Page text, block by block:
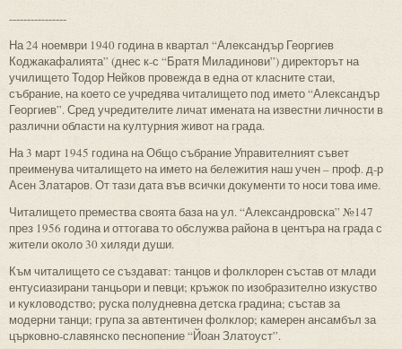
----------------
На 24 ноември 1940 година в квартал “Александър Георгиев
Коджакафалията” (днес к-с “Братя Миладинови”) директорът на
училището Тодор Нейков провежда в една от класните стаи,
събрание, на което се учредява читалището под името “Александър
Георгиев”. Сред учредителите личат имената на известни личности в
различни области на културния живот на града.
На 3 март 1945 година на Общо събрание Управителният съвет
преименува читалището на името на бележития наш учен – проф. д-р
Асен Златаров. От тази дата във всички документи то носи това име.
Читалището премества своята база на ул. “Александровска” №147
през 1956 година и оттогава то обслужва района в центъра на града с
жители около 30 хиляди души.
Към читалището се създават: танцов и фолклорен състав от млади
ентусиазирани танцьори и певци; кръжок по изобразително изкуство
и кукловодство; руска полудневна детска градина; състав за
модерни танци; група за автентичен фолклор; камерен ансамбъл за
църковно-славянско песнопение “Йоан Златоуст”.